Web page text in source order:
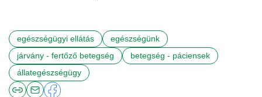
egészségügyi ellátás
egészségünk
járvány - fertőző betegség
betegség - páciensek
állategészségügy